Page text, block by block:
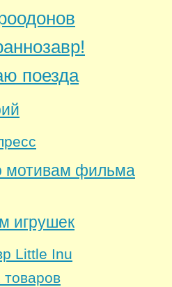
поезда
мотивам фильма
игрушек
Little Inu
товаров